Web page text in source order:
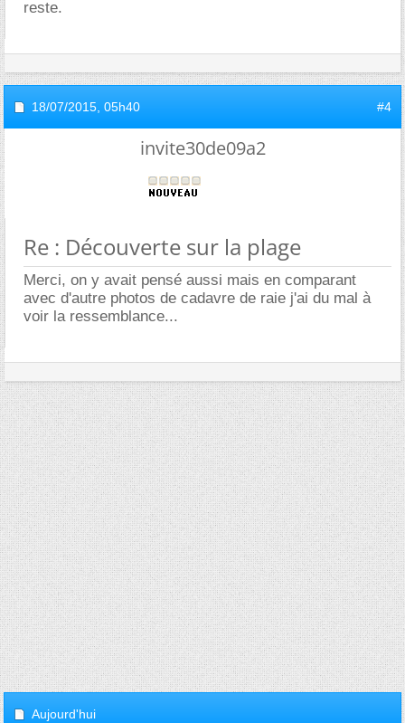
reste.
18/07/2015, 05h40 #4
invite30de09a2
Re : Découverte sur la plage
Merci, on y avait pensé aussi mais en comparant
avec d'autre photos de cadavre de raie j'ai du mal à
voir la ressemblance...
Aujourd'hui